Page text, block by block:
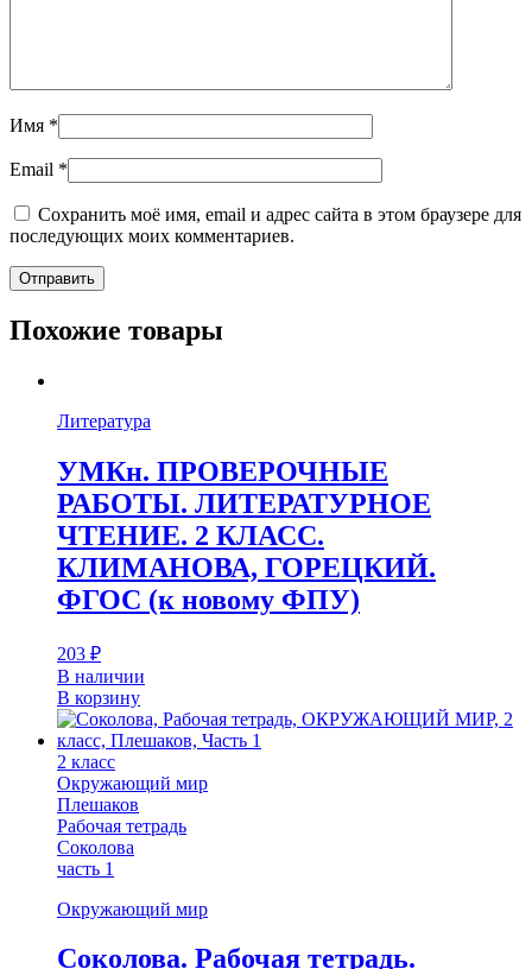
Имя *
Email *
Сохранить моё имя, email и адрес сайта в этом браузере для
последующих моих комментариев.
Похожие товары
Литература
УМКн. ПРОВЕРОЧНЫЕ
РАБОТЫ. ЛИТЕРАТУРНОЕ
ЧТЕНИЕ. 2 КЛАСС.
КЛИМАНОВА, ГОРЕЦКИЙ.
ФГОС (к новому ФПУ)
203 ₽
В наличии
В корзину
2 класс
Окружающий мир
Плешаков
Рабочая тетрадь
Соколова
часть 1
Окружающий мир
Соколова. Рабочая тетрадь.